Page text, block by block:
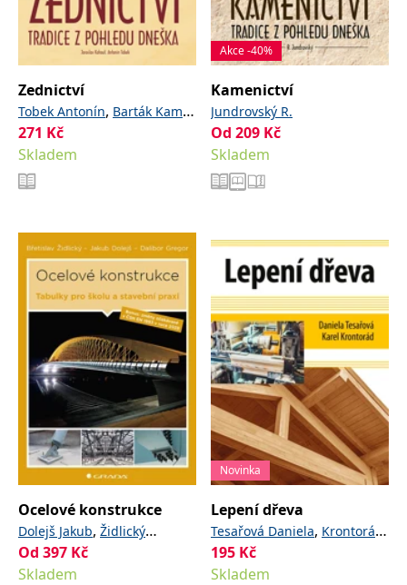
Zednictví
Tobek Antonín, Barták Kamil,
Kohout Jaroslav
271 Kč
Skladem
Akce -40%
Kamenictví
Jundrovský R.
Od 209 Kč
Skladem
Ocelové konstrukce
Dolejš Jakub, Židlický
Břetislav ,Gregor Dalibor
Od 397 Kč
Skladem
Novinka
Lepení dřeva
Tesařová Daniela, Krontorád
Karel
195 Kč
Skladem